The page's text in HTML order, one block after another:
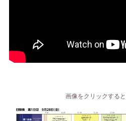
画像をクリックする